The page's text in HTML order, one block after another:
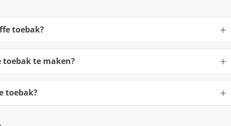
toebak?
toebak te maken?
toebak?